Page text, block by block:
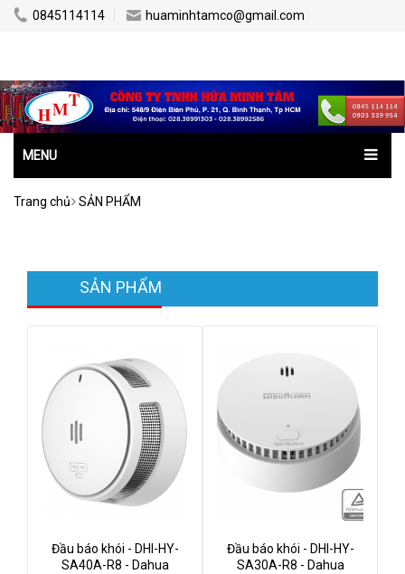
0845114114 huaminhtamco@gmail.com
MENU
Trang chủ SẢN PHẨM
SẢN PHẨM
Đầu báo khói - DHI-HY-
SA40A-R8 - Dahua
Đầu báo khói - DHI-HY-
SA30A-R8 - Dahua